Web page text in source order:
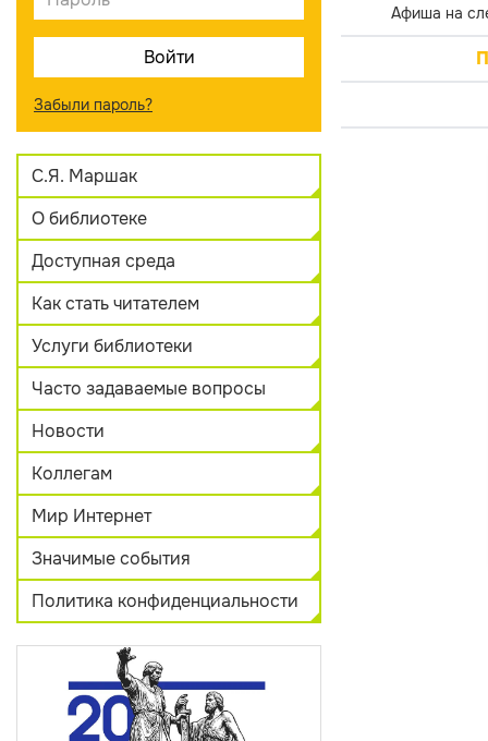
Забыли пароль?
С.Я. Маршак
О библиотеке
Доступная среда
Как стать читателем
Услуги библиотеки
Часто задаваемые вопросы
Новости
Коллегам
Мир Интернет
Значимые события
Политика конфиденциальности
Афиша на